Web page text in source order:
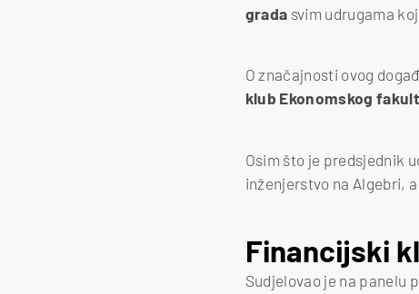
grada svim udrugama
O značajnosti ovog
klub Ekonomskog
Osim što je predsjednik
inženjerstvo na Algebri,
Financijski
Sudjelovao je na panelu